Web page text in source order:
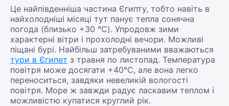
Це найпівденніша частина Єгипту, тобто навіть в
найхолодніші місяці тут панує тепла сонячна
погода (близько +30 °C). Упродовж зими
характерні вітри і прохолодні вечори. Можливі
піщані бурі. Найбільш затребуваними вважаються
тури в Єгипет з травня по листопад. Температура
повітря може досягати +40°C, але вона легко
переноситься, завдяки невеликій вологості
повітря. Море ж завжди радує ласкавим теплом і
можливістю купатися круглий рік.